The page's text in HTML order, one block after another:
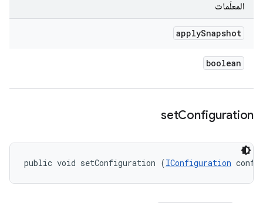
المعلَمات
applySnapshot
boolean
setConfiguration
public void setConfiguration (IConfiguration